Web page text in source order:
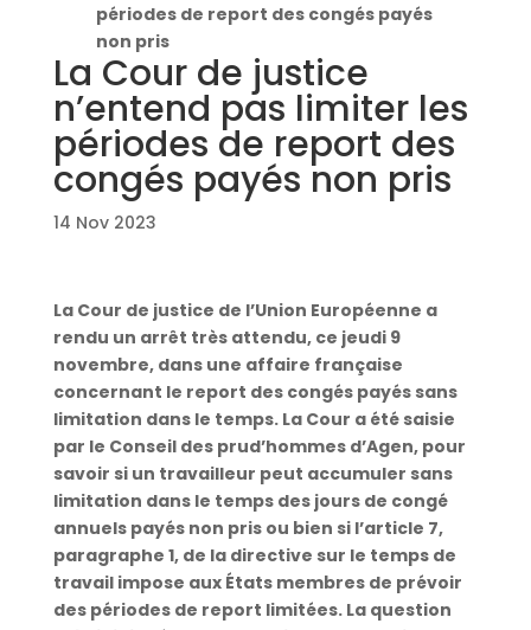
périodes de report des congés payés
non pris
La Cour de justice
n’entend pas limiter les
périodes de report des
congés payés non pris
14 Nov 2023
La Cour de justice de l’Union Européenne a
rendu un arrêt très attendu, ce jeudi 9
novembre, dans une affaire française
concernant le report des congés payés sans
limitation dans le temps. La Cour a été saisie
par le Conseil des prud’hommes d’Agen, pour
savoir si un travailleur peut accumuler sans
limitation dans le temps des jours de congé
annuels payés non pris ou bien si l’article 7,
paragraphe 1, de la directive sur le temps de
travail impose aux États membres de prévoir
des périodes de report limitées. La question